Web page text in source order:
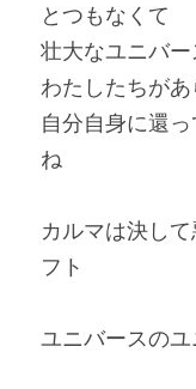
とつもなくて
壮大なユニバ
わたしたちが
自分自身に還
ね
カルマは決し
フト
ユニバースの